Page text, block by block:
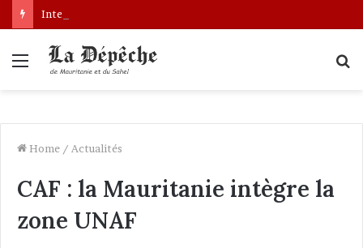
Menu
Home / Actualités
CAF : la Mauritanie intègre la
zone UNAF